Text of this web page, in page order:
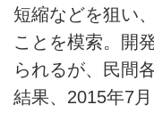
短縮などを狙い
ことを模索。開
られるが、民間
結果、2015年7